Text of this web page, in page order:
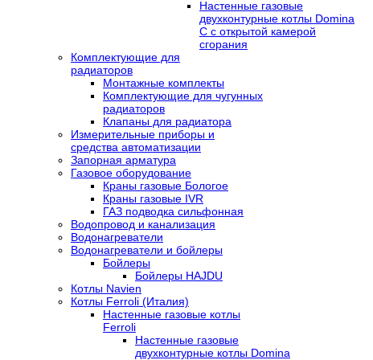
Настенные газовые
двухконтурные котлы Domina
C с открытой камерой
сгорания
Комплектующие для
радиаторов
Монтажные комплекты
Комплектующие для чугунных
радиаторов
Клапаны для радиатора
Измерительные приборы и
средства автоматизации
Запорная арматура
Газовое оборудование
Краны газовые Бологое
Краны газовые IVR
ГАЗ подводка сильфонная
Водопровод и канализация
Водонагреватели
Водонагреватели и бойлеры
Бойлеры
Бойлеры HAJDU
Котлы Navien
Котлы Ferroli (Италия)
Настенные газовые котлы
Ferroli
Настенные газовые
двухконтурные котлы Domina